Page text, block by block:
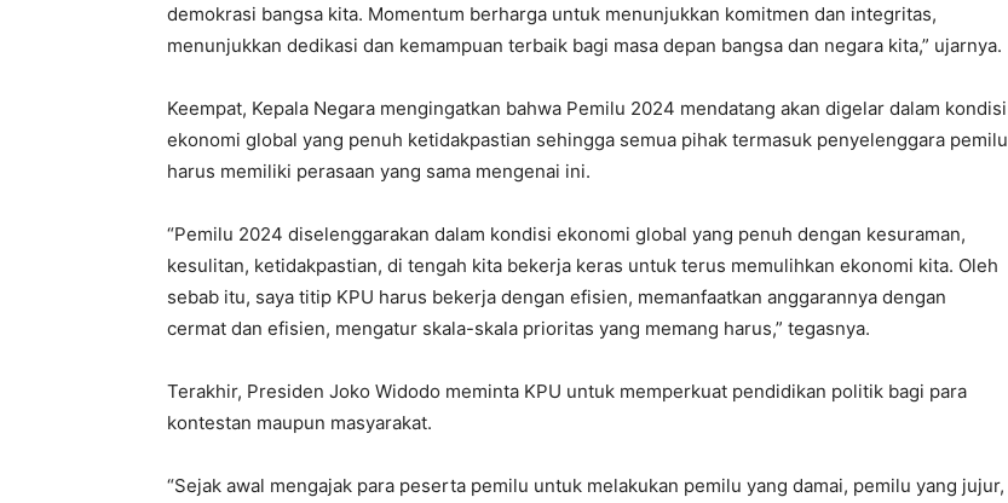
demokrasi bangsa kita. Momentum berharga untuk menunjukkan komitmen dan integritas,
menunjukkan dedikasi dan kemampuan terbaik bagi masa depan bangsa dan negara kita,” ujarnya.
Keempat, Kepala Negara mengingatkan bahwa Pemilu 2024 mendatang akan digelar dalam kondisi
ekonomi global yang penuh ketidakpastian sehingga semua pihak termasuk penyelenggara pemilu
harus memiliki perasaan yang sama mengenai ini.
“Pemilu 2024 diselenggarakan dalam kondisi ekonomi global yang penuh dengan kesuraman,
kesulitan, ketidakpastian, di tengah kita bekerja keras untuk terus memulihkan ekonomi kita. Oleh
sebab itu, saya titip KPU harus bekerja dengan efisien, memanfaatkan anggarannya dengan
cermat dan efisien, mengatur skala-skala prioritas yang memang harus,” tegasnya.
Terakhir, Presiden Joko Widodo meminta KPU untuk memperkuat pendidikan politik bagi para
kontestan maupun masyarakat.
“Sejak awal mengajak para peserta pemilu untuk melakukan pemilu yang damai, pemilu yang jujur,